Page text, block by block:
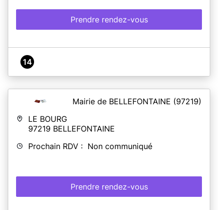
Prendre rendez-vous
14
Mairie de BELLEFONTAINE (97219)
LE BOURG
97219 BELLEFONTAINE
Prochain RDV : Non communiqué
Prendre rendez-vous